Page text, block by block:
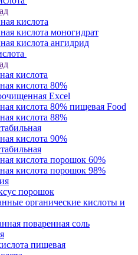
кислота
кислота моногидрат
кислота ангидрид
кислота
кислота 80%
Excel
кислота 80% пищевая Food
кислота 88%
кислота 90%
кислота порошок 60%
кислота порошок 98%
порошок
органические кислоты и
поваренная соль
пищевая